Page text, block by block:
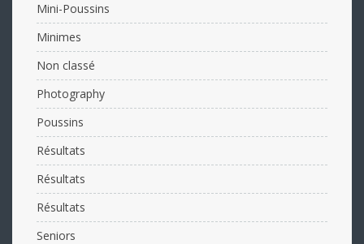
Mini-Poussins
Minimes
Non classé
Photography
Poussins
Résultats
Résultats
Résultats
Seniors